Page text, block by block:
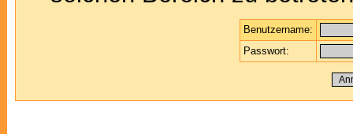
Benutzername:
Passwort: